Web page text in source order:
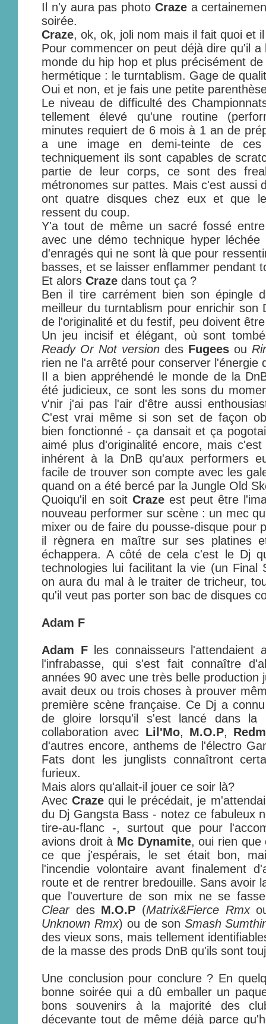
Il n'y aura pas photo Crazea
soirée.
Craze, ok, ok, joli nom mais il fait quoi et
Pour commencer on peut déjà dire qu'il
monde du hip hop et plus précisément
hermétique : le turntablism. Gage de
Oui et non, et je fais une petite
Le niveau de difficulté des
tellement élevé qu'une routine
minutes requiert de 6 mois à 1 an de
a une image en demi-teinte de ces
techniquement ils sont capables de
partie de leur corps, ce sont des
métronomes sur pattes. Mais c'est aussi
ont quatre disques chez eux et que
ressent du coup.
Y'a tout de même un sacré fossé
avec une démo technique hyper
d'enragés qui ne sont là que pour
basses, et se laisser enflammer pendant
Et alors Craze dans tout ça ?
Ben il tire carrément bien son épingle
meilleur du turntablism pour enrichir son
de l'originalité et du festif, peu doivent
Un jeu incisif et élégant, où sont
Ready Or Not version des Fugees ou
rien ne l'a arrêté pour conserver l'énergie
Il a bien appréhendé le monde de la
été judicieux, ce sont les sons du
v'nir j'ai pas l'air d'être aussi
C'est vrai même si son set de façon
bien fonctionné - ça dansait et ça
aimé plus d'originalité encore, mais
inhérent à la DnB qu'aux performers
facile de trouver son compte avec les
quand on a été bercé par la Jungle Old
Quoiqu'il en soit Craze est peut être
nouveau performer sur scène : un mec
mixer ou de faire du pousse-disque pour
il règnera en maître sur ses platines
échappera. A côté de cela c'est le Dj
technologies lui facilitant la vie (un Final
on aura du mal à le traiter de tricheur,
qu'il veut pas porter son bac de disques
Adam F
Adam Fles connaisseurs l'attendaient
l'infrabasse, qui s'est fait connaître
années 90 avec une très belle production
avait deux ou trois choses à prouver
première scène française. Ce Dj a
de gloire lorsqu'il s'est lancé dans la
collaboration avec Lil'Mo, M.O.P,
d'autres encore, anthems de l'électro
Fats dont les junglists connaîtront
furieux.
Mais alors qu'allait-il jouer ce soir là?
AvecCraze qui le précédait, je
du Dj Gangsta Bass - notez ce fabuleux
tire-au-flanc -, surtout que pour
avions droit à Mc Dynamite, oui rien que
ce que j'espérais, le set était bon,
l'incendie volontaire avant finalement
route et de rentrer bredouille. Sans avoir
que l'ouverture de son mix ne se
Cleardes M.O.P (Matrix&Fierce Rmx
Unknown Rmx) ou de son Smash
des vieux sons, mais tellement
de la masse des prods DnB qu'ils sont
Une conclusion pour conclure ? En
bonne soirée qui a dû emballer un
bons souvenirs à la majorité des
décevante tout de même déjà parce